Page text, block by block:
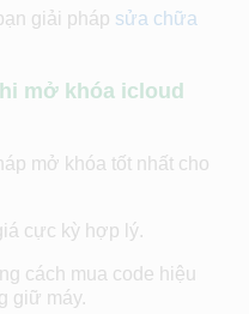
giải pháp sửa chữa
mở khóa icloud
mở khóa tốt nhất cho
cực kỳ hợp lý.
cách mua code hiệu
giữ máy.